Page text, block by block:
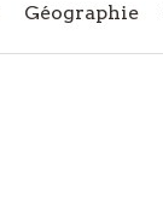
Géographie